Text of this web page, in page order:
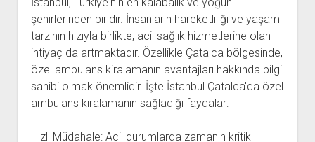
şehirlerinden biridir. İnsanların hareketliliği ve yaşam
tarzının hızıyla birlikte, acil sağlık hizmetlerine olan
ihtiyaç da artmaktadır. Özellikle Çatalca bölgesinde,
özel ambulans kiralamanın avantajları hakkında bilgi
sahibi olmak önemlidir. İşte İstanbul Çatalca'da özel
ambulans kiralamanın sağladığı faydalar:
Hızlı Müdahale: Acil durumlarda zamanın kritik